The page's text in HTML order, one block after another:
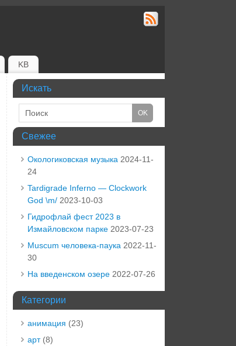
KB
Искать
Свежее
Окологиковская музыка 2024-11-
24
Tardigrade Inferno — Clockwork
God \m/ 2023-10-03
Гидрофлай фест 2023 в
Измайловском парке 2023-07-23
Muscum человека-паука 2022-11-
30
На введенском озере 2022-07-26
Категории
анимация (23)
арт(8)